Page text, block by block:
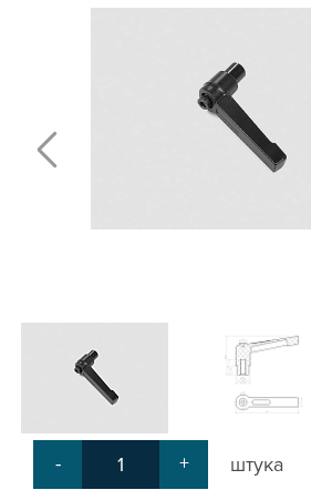
Т-БОЛТЫ И Т-ГАЙКИ
СИСТЕМА ТРУБНАЯ МОДУЛЬНАЯ
СИСТЕМА ТРУБНАЯ КОНСТРУКЦИОННАЯ
ВНУТРЕННИЕ УГЛОВЫЕ СОЕДИНИТЕЛИ
АДДИТИВНЫЕ ТОВАРЫ
ОБЩЕСТРОИТЕЛЬНЫЙ ПРОФИЛЬ
ПОДШИПНИКИ
ЛИНЕЙНЫЕ СОЕДИНИТЕЛИ
ДОПОЛНИТЕЛЬНАЯ ОБРАБОТКА
ПАРАЛЛЕЛЬНЫЕ СОЕДИНИТЕЛИ
ПРОМЫШЛЕННАЯ МЕБЕЛЬ
- + штука